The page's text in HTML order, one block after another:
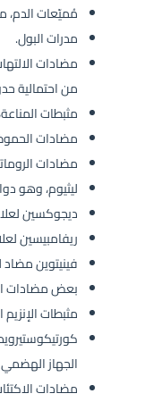
مُميّعات الدم،
مدرات البول.
مضادات
من احتمالية
مثبطات
مضادات
مضادات
ليثيوم، وهو
ديجوكسين
ريفامبيسين
فينيتوين
بعض مضادات
مثبطات
الجهاز الهضمي
مضادات